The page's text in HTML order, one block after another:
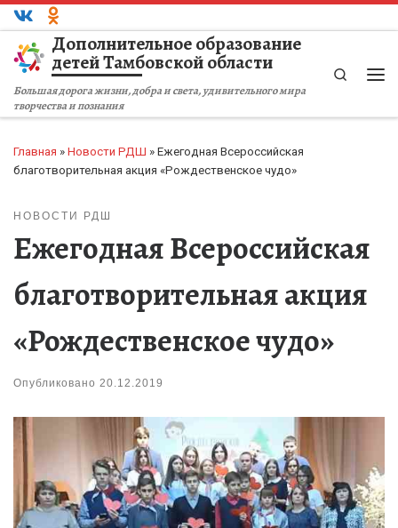
Перейти к содержимому
Дополнительное образование
детей Тамбовской области
Большая дорога жизни, добра и света, удивительного мира
творчества и познания
Search
Главная » Новости РДШ » Ежегодная Всероссийская
благотворительная акция «Рождественское чудо»
НОВОСТИ РДШ
Ежегодная Всероссийская
благотворительная акция
«Рождественское чудо»
Опубликовано 20.12.2019